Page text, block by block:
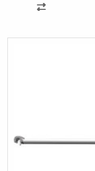
EKLE